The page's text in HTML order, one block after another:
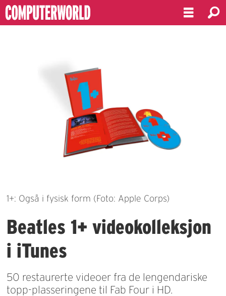
1+: Også i fysisk form (Foto: Apple Corps)
Beatles 1+ videokolleksjon
i iTunes
50 restaurerte videoer fra de lengendariske
topp-plasseringene til Fab Four i HD.